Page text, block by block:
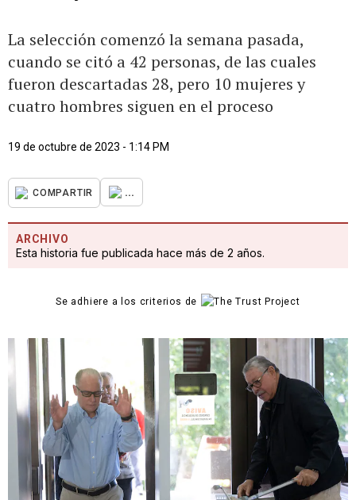
La selección comenzó la semana pasada,
cuando se citó a 42 personas, de las cuales
fueron descartadas 28, pero 10 mujeres y
cuatro hombres siguen en el proceso
19 de octubre de 2023 - 1:14 PM
COMPARTIR ...
ARCHIVO
Esta historia fue publicada hace más de 2 años.
Se adhiere a los criterios de